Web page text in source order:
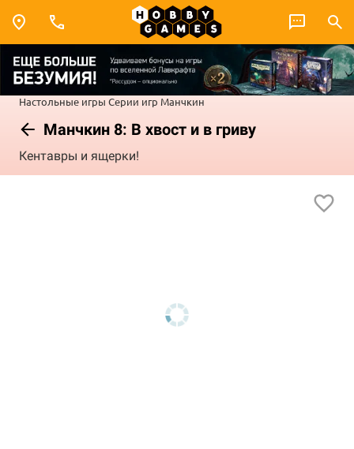
Настольные игры Серии игр Манчкин
Манчкин 8: В хвост и в гриву
Кентавры и ящерки!